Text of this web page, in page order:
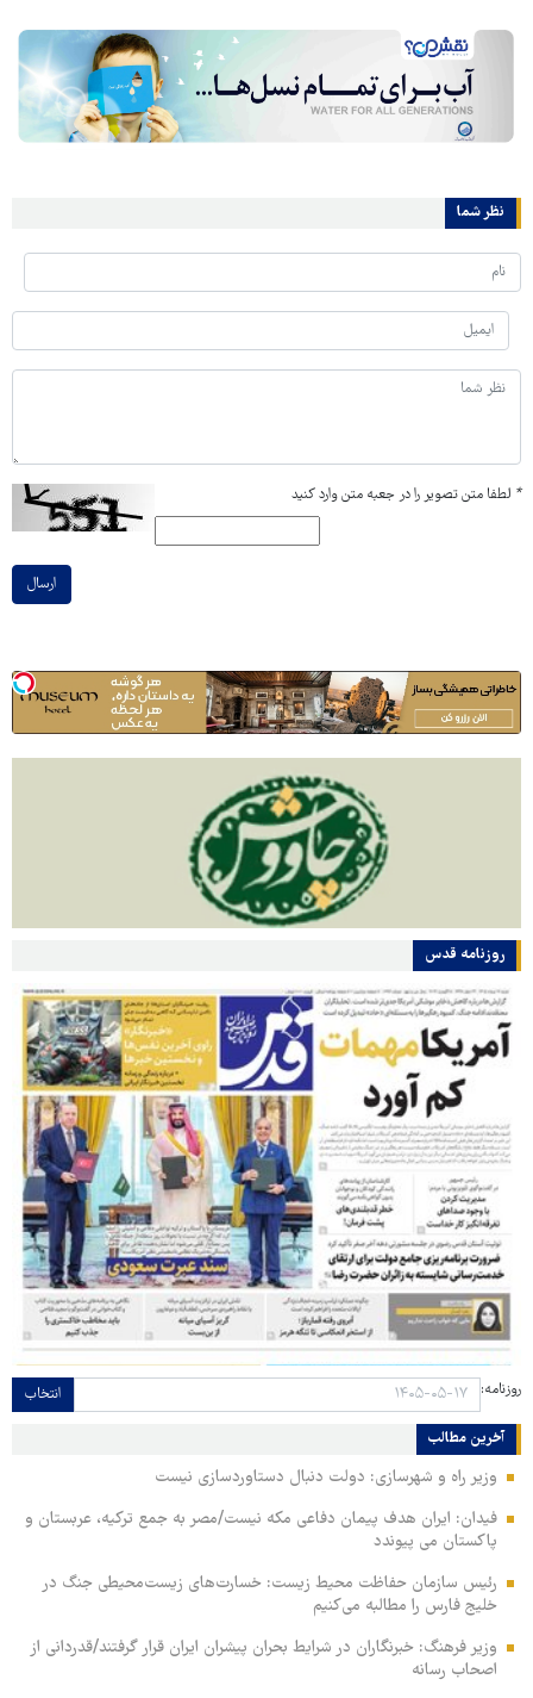
نظر شما
* لطفا متن تصویر را در جعبه متن وارد کنید
ارسال
روزنامه قدس
روزنامه: انتخاب
آخرین مطالب
وزیر راه و شهرسازی: دولت دنبال دستاوردسازی نیست
فیدان: ایران هدف پیمان دفاعی مکه نیست/مصر به جمع ترکیه، عربستان و
پاکستان می پیوندد
رئیس سازمان حفاظت محیط زیست: خسارت‌های زیست‌محیطی جنگ در
خلیج فارس را مطالبه‌ می‌کنیم
وزیر فرهنگ: خبرنگاران در شرایط بحران پیشران ایران قرار گرفتند/قدردانی از
اصحاب رسانه